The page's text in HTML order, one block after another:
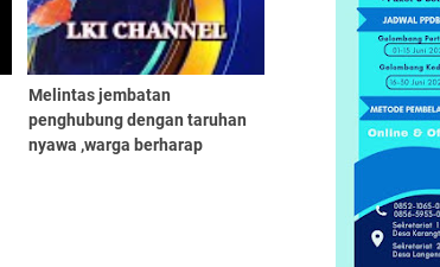
Melintas jembatan
penghubung dengan taruhan
nyawa ,warga berharap